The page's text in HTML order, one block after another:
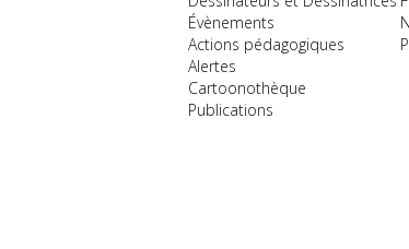
Évènements
Actions pédagogiques
Alertes
Cartoonothèque
Publications